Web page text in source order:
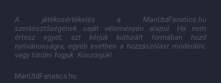
A játékosértékelés a ManUtdFanatics.hu
szerkesztőségének saját véleményén alapul. Ha nem
értesz egyet, azt kérjük kulturált formában hozd
nyilvánosságra, egyéb esetben a hozzászólást moderálni,
vagy törölni fogjuk. Köszönjük!
ManUtdFanatics.hu